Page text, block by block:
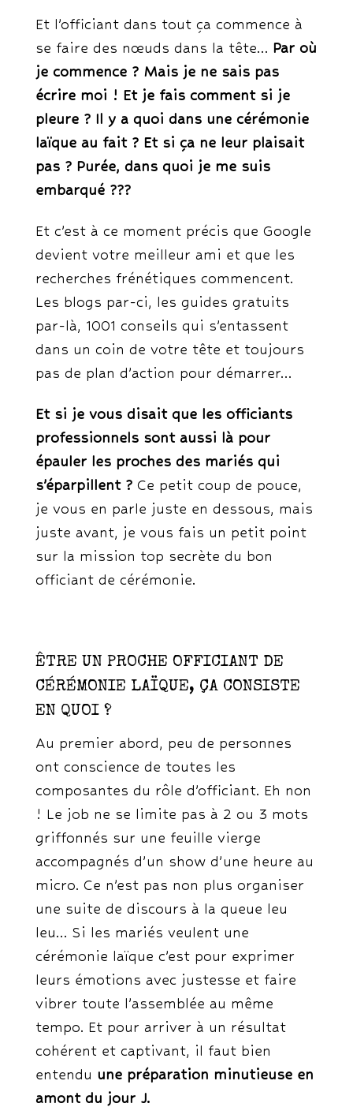
Et l’officiant dans tout ça commence à
se faire des nœuds dans la tête… Par où
je commence ? Mais je ne sais pas
écrire moi ! Et je fais comment si je
pleure ? Il y a quoi dans une cérémonie
laïque au fait ? Et si ça ne leur plaisait
pas ? Purée, dans quoi je me suis
embarqué ???
Et c’est à ce moment précis que Google
devient votre meilleur ami et que les
recherches frénétiques commencent.
Les blogs par-ci, les guides gratuits
par-là, 1001 conseils qui s’entassent
dans un coin de votre tête et toujours
pas de plan d’action pour démarrer…
Et si je vous disait que les officiants
professionnels sont aussi là pour
épauler les proches des mariés qui
s’éparpillent ?Ce petit coup de pouce,
je vous en parle juste en dessous, mais
juste avant, je vous fais un petit point
sur la mission top secrète du bon
officiant de cérémonie.
ÊTRE UN PROCHE OFFICIANT DE
CÉRÉMONIE LAÏQUE, ÇA CONSISTE
EN QUOI ?
Au premier abord, peu de personnes
ont conscience de toutes les
composantes du rôle d’officiant. Eh non
! Le job ne se limite pas à 2 ou 3 mots
griffonnés sur une feuille vierge
accompagnés d’un show d’une heure au
micro. Ce n’est pas non plus organiser
une suite de discours à la queue leu
leu… Si les mariés veulent une
cérémonie laïque c’est pour exprimer
leurs émotions avec justesse et faire
vibrer toute l’assemblée au même
tempo. Et pour arriver à un résultat
cohérent et captivant, il faut bien
entendu une préparation minutieuse en
amont du jour J.